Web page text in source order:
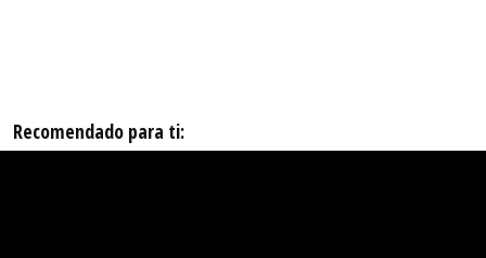
Recomendado para ti: